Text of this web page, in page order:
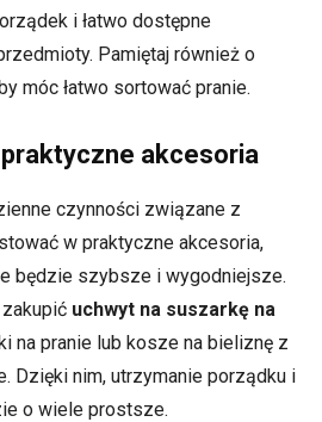
i łatwo dostępne
Pamiętaj również o
móc łatwo sortować pranie.
akcesoria
czynności związane z
w praktyczne akcesoria,
będzie szybsze i wygodniejsze.
uchwyt na suszarkę na
na pranie lub kosze na bieliznę z
Dzięki nim, utrzymanie porządku i
o wiele prostsze.